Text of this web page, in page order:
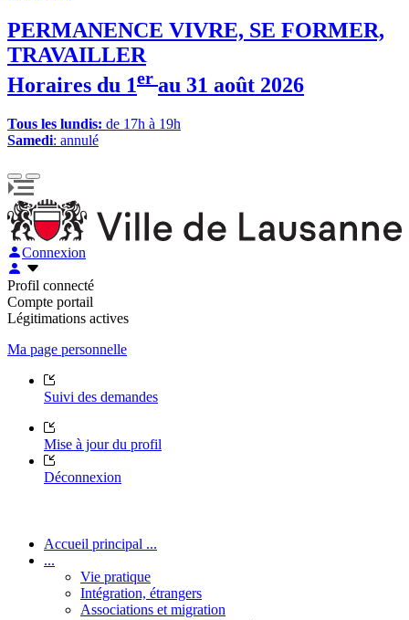
PERMANENCE VIVRE, SE FORMER,
TRAVAILLER
Horaires du 1er au 31 août 2026
Tous les lundis: de 17h à 19h
Samedi: annulé
Connexion
Profil connecté
Compte portail
Légitimations actives
Ma page personnelle
Suivi des demandes
Mise à jour du profil
Déconnexion
Accueil principal ...
...
Vie pratique
Intégration, étrangers
Associations et migration